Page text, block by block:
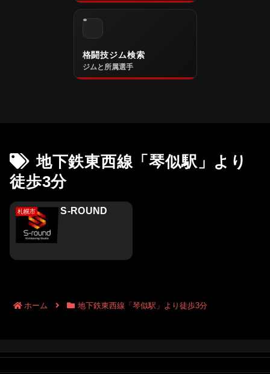
格闘技ジム検索
ジムと所属選手
地下鉄東西線「琴似駅」より
徒歩3分
札幌市 S-ROUND
ホーム 地下鉄東西線「琴似駅」より徒歩3分